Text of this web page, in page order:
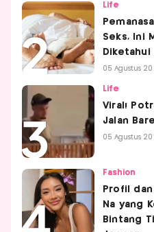
Life
Seks, Ini
Diketahui
05 Agustus
Life
Viral!
Jalan
05 Agustus
Fashion
Profil
Na yang
Bintang